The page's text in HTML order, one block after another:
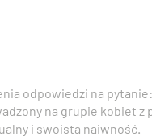
odpowiedzi na
na grupie kobiet
i swoista naiwność.